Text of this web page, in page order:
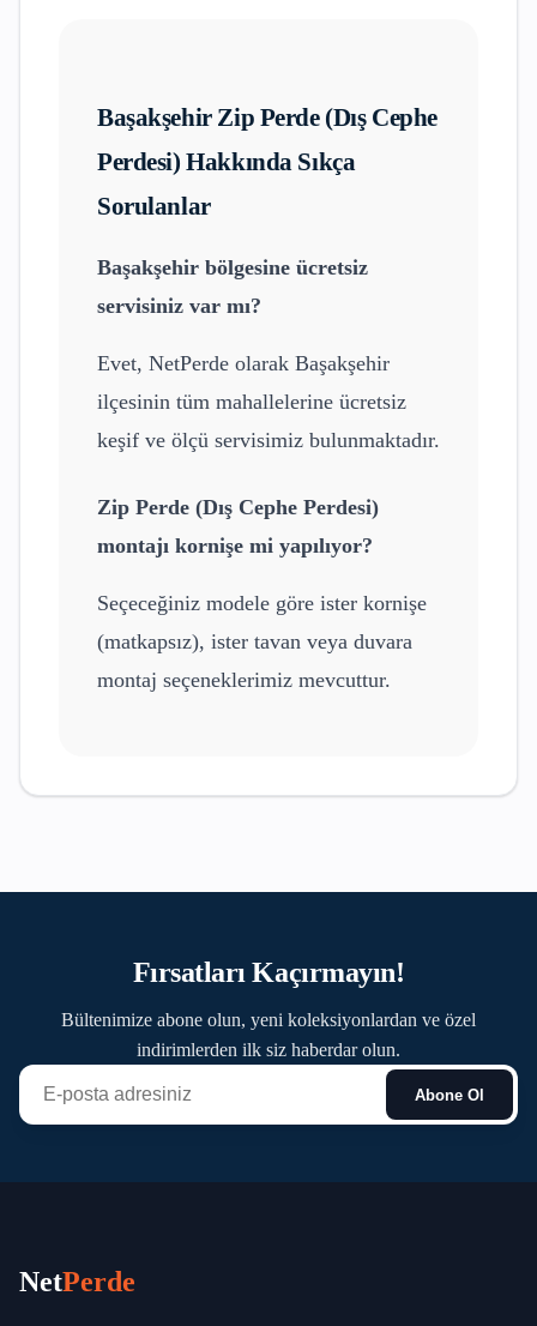
Başakşehir Zip Perde (Dış Cephe
Perdesi) Hakkında Sıkça
Sorulanlar
Başakşehir bölgesine ücretsiz
servisiniz var mı?
Evet, NetPerde olarak Başakşehir
ilçesinin tüm mahallelerine ücretsiz
keşif ve ölçü servisimiz bulunmaktadır.
Zip Perde (Dış Cephe Perdesi)
montajı kornişe mi yapılıyor?
Seçeceğiniz modele göre ister kornişe
(matkapsız), ister tavan veya duvara
montaj seçeneklerimiz mevcuttur.
Fırsatları Kaçırmayın!
Bültenimize abone olun, yeni koleksiyonlardan ve özel
indirimlerden ilk siz haberdar olun.
Abone Ol
NetPerde